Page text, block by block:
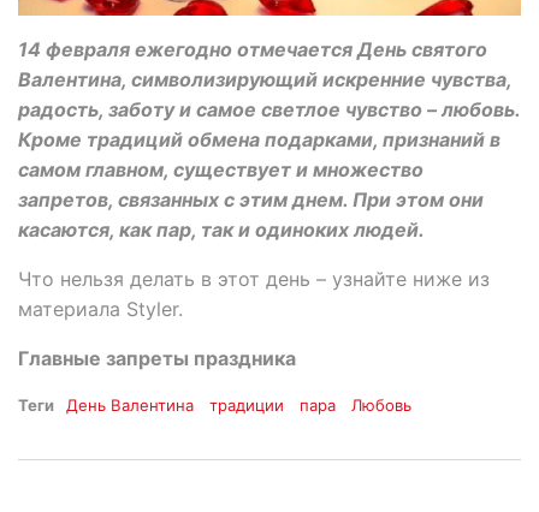
14 февраля ежегодно отмечается День святого
Валентина, символизирующий искренние чувства,
радость, заботу и самое светлое чувство – любовь.
Кроме традиций обмена подарками, признаний в
самом главном, существует и множество
запретов, связанных с этим днем. При этом они
касаются, как пар, так и одиноких людей.
Что нельзя делать в этот день – узнайте ниже из
материала Styler.
Главные запреты праздника
Теги День Валентина традиции пара Любовь